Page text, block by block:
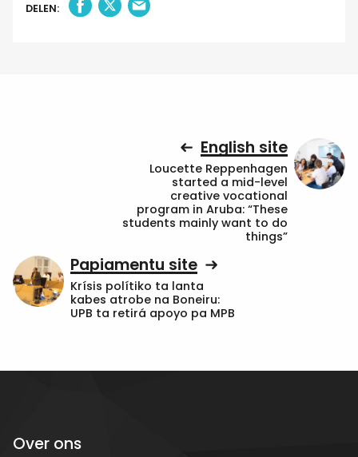
DELEN:
English site
Loucette Reppenhagen
started a mid-level
creative vocational
program in Aruba: “These
students mainly want to do
things”
Papiamentu site
Krísis polítiko ta lanta
kabes atrobe na Boneiru:
UPB ta retirá apoyo pa MPB
Over ons